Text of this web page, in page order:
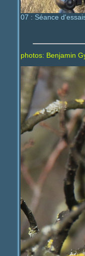
07 : Séance
photos: Benjamin